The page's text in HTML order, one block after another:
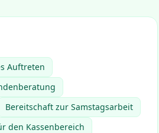
Auftreten
Bereitschaft zur Samstagsarbeit
den Kassenbereich